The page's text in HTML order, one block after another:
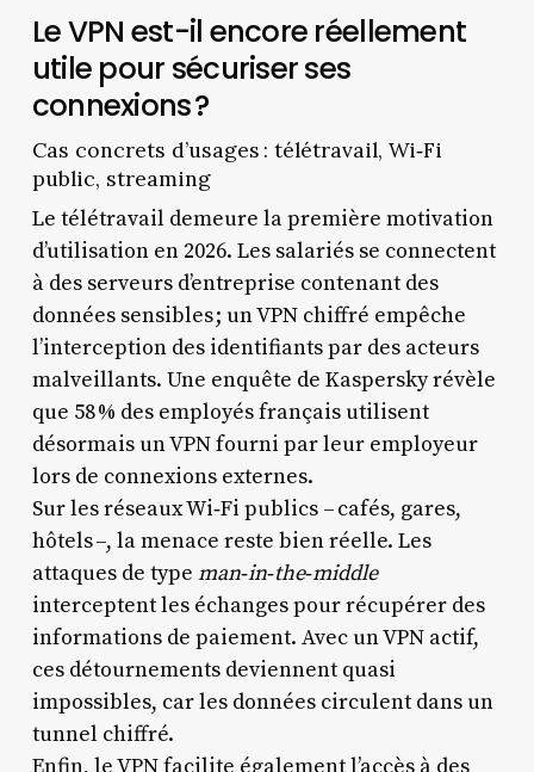
Le VPN est-il encore réellement
utile pour sécuriser ses
connexions ?
Cas concrets d’usages : télétravail, Wi‑Fi
public, streaming
Le télétravail demeure la première motivation
d’utilisation en 2026. Les salariés se connectent
à des serveurs d’entreprise contenant des
données sensibles ; un VPN chiffré empêche
l’interception des identifiants par des acteurs
malveillants. Une enquête de Kaspersky révèle
que 58 % des employés français utilisent
désormais un VPN fourni par leur employeur
lors de connexions externes.
Sur les réseaux Wi‑Fi publics – cafés, gares,
hôtels –, la menace reste bien réelle. Les
attaques de type man‑in‑the‑middle
interceptent les échanges pour récupérer des
informations de paiement. Avec un VPN actif,
ces détournements deviennent quasi
impossibles, car les données circulent dans un
tunnel chiffré.
Enfin, le VPN facilite également l’accès à des